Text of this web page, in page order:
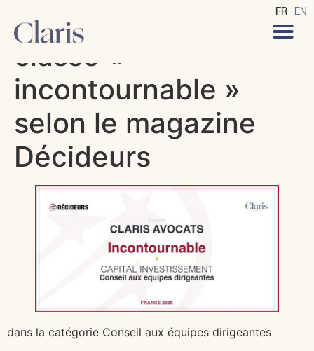
FR EN
CLARIS Avocats
classé «
incontournable »
selon le magazine
Décideurs
dans la catégorie Conseil aux équipes dirigeantes